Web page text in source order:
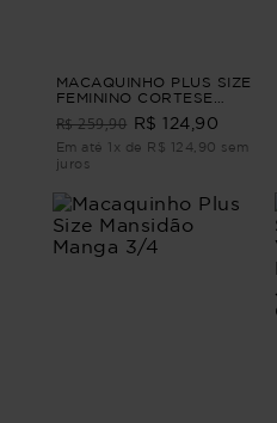
MACAQUINHO PLUS SIZE
FEMININO CORTESE
R$ 259,90 R$ 124,90
Em até 1x de R$ 124,90 sem
juros